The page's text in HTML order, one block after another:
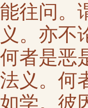
往问。
。亦不
者是恶
义。何
学。彼